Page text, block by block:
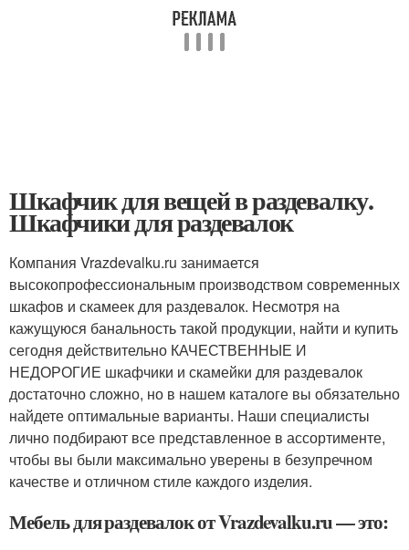
Шкафчик для вещей в раздевалку.
Шкафчики для раздевалок
Компания Vrazdevalku.ru занимается
высокопрофессиональным производством современных
шкафов и скамеек для раздевалок. Несмотря на
кажущуюся банальность такой продукции, найти и купить
сегодня действительно КАЧЕСТВЕННЫЕ И
НЕДОРОГИЕ шкафчики и скамейки для раздевалок
достаточно сложно, но в нашем каталоге вы обязательно
найдете оптимальные варианты. Наши специалисты
лично подбирают все представленное в ассортименте,
чтобы вы были максимально уверены в безупречном
качестве и отличном стиле каждого изделия.
Мебель для раздевалок от Vrazdevalku.ru — это: